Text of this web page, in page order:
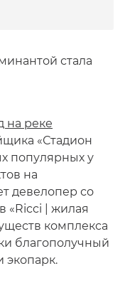
стала
на реке
«Стадион
популярных у
на
девелопер со
«Ricci | жилая
комплекса
благополучный
экопарк.